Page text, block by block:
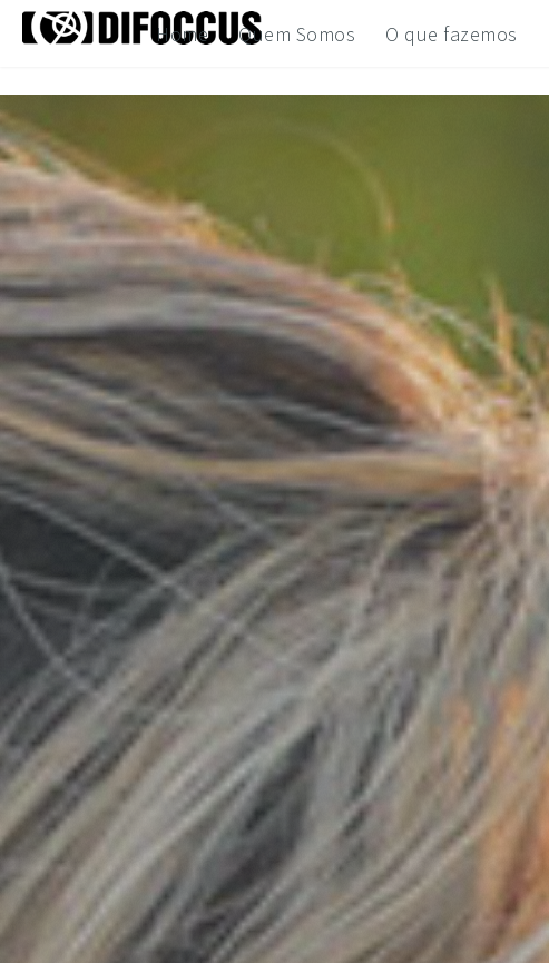
Home Quem Somos O que fazemos